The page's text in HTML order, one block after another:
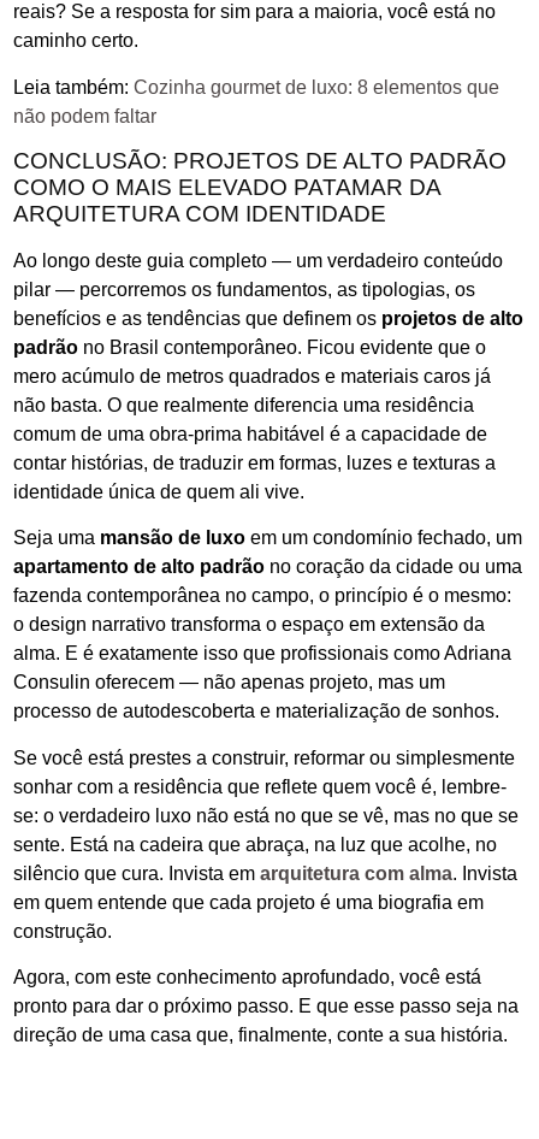
reais? Se a resposta for sim para a maioria, você está no
caminho certo.
Leia também: Cozinha gourmet de luxo: 8 elementos que
não podem faltar
CONCLUSÃO: PROJETOS DE ALTO PADRÃO
COMO O MAIS ELEVADO PATAMAR DA
ARQUITETURA COM IDENTIDADE
Ao longo deste guia completo — um verdadeiro conteúdo
pilar — percorremos os fundamentos, as tipologias, os
benefícios e as tendências que definem os projetos de alto
padrão no Brasil contemporâneo. Ficou evidente que o
mero acúmulo de metros quadrados e materiais caros já
não basta. O que realmente diferencia uma residência
comum de uma obra-prima habitável é a capacidade de
contar histórias, de traduzir em formas, luzes e texturas a
identidade única de quem ali vive.
Seja uma mansão de luxo em um condomínio fechado, um
apartamento de alto padrão no coração da cidade ou uma
fazenda contemporânea no campo, o princípio é o mesmo:
o design narrativo transforma o espaço em extensão da
alma. E é exatamente isso que profissionais como Adriana
Consulin oferecem — não apenas projeto, mas um
processo de autodescoberta e materialização de sonhos.
Se você está prestes a construir, reformar ou simplesmente
sonhar com a residência que reflete quem você é, lembre-
se: o verdadeiro luxo não está no que se vê, mas no que se
sente. Está na cadeira que abraça, na luz que acolhe, no
silêncio que cura. Invista em arquitetura com alma. Invista
em quem entende que cada projeto é uma biografia em
construção.
Agora, com este conhecimento aprofundado, você está
pronto para dar o próximo passo. E que esse passo seja na
direção de uma casa que, finalmente, conte a sua história.